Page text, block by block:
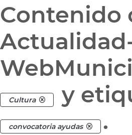
Contenido
Cultura y
convocatoria ayudas .